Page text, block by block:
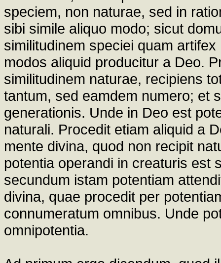
speciem, non naturae, sed in
sibi simile aliquo modo; sicut
similitudinem speciei quam
modos aliquid producitur a Deo.
similitudinem naturae, recipiens
tantum, sed eamdem numero; et
generationis. Unde in Deo est
naturali. Procedit etiam aliquid a
mente divina, quod non recipit
potentia operandi in creaturis est
secundum istam potentiam
divina, quae procedit per
connumeratum omnibus. Unde
omnipotentia.